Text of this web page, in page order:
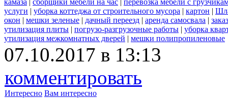
камаза | сборщики мебели на час | перевозка мебели с
услуги | уборка коттеджа от строительного мусора | картон |
окон | мешки зеленые | дачный переезд | аренда самосвала |
утилизация плиты | погрузо-разгрузочные работы | уборка
утилизация межкомнатных дверей | мешки полипропиленовые
07.10.2017 в 13:13
комментировать
Интересно Вам интересно